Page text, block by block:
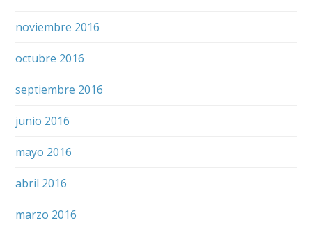
noviembre 2016
octubre 2016
septiembre 2016
junio 2016
mayo 2016
abril 2016
marzo 2016